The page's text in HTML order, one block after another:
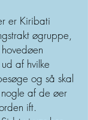
er Kiribati
øgruppe,
af hvilke
og så skal
af de øer
ift.